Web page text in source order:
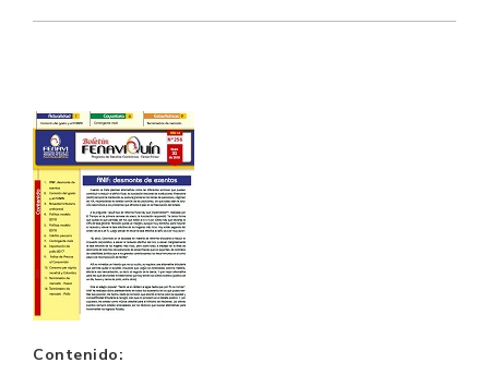
Contenido: